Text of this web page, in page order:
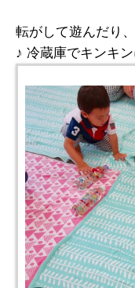
転がして遊んだり
♪ 冷蔵庫でキンキ